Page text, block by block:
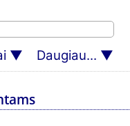
Daugiau...